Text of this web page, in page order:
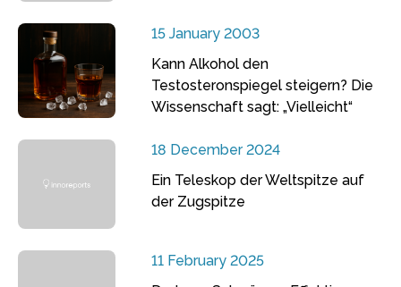
15 January 2003
Kann Alkohol den
Testosteronspiegel steigern? Die
Wissenschaft sagt: „Vielleicht“
18 December 2024
Ein Teleskop der Weltspitze auf
der Zugspitze
11 February 2025